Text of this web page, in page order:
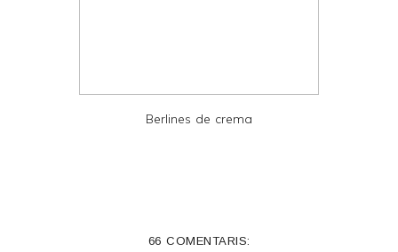
Berlines de crema
66 COMENTARIS: